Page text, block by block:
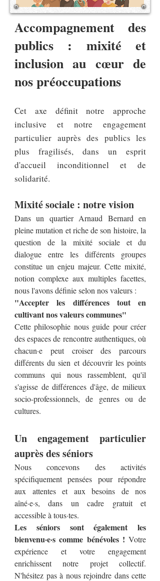
Accompagnement des
publics : mixité et
inclusion au cœur de
nos préoccupations
Cet axe définit notre approche
inclusive et notre engagement
particulier auprès des publics les
plus fragilisés, dans un esprit
d'accueil inconditionnel et de
solidarité.
Mixité sociale : notre vision
Dans un quartier Arnaud Bernard en
pleine mutation et riche de son histoire, la
question de la mixité sociale et du
dialogue entre les différents groupes
constitue un enjeu majeur. Cette mixité,
notion complexe aux multiples facettes,
nous l'avons définie selon nos valeurs :
"Accepter les différences tout en
cultivant nos valeurs communes"
Cette philosophie nous guide pour créer
des espaces de rencontre authentiques, où
chacun·e peut croiser des parcours
différents du sien et découvrir les points
communs qui nous rassemblent, qu'il
s'agisse de différences d'âge, de milieux
socio-professionnels, de genres ou de
cultures.
Un engagement particulier
auprès des séniors
Nous concevons des activités
spécifiquement pensées pour répondre
aux attentes et aux besoins de nos
aîné·e·s, dans un cadre gratuit et
accessible à tous·tes.
Les séniors sont également les
bienvenu·e·s comme bénévoles ! Votre
expérience et votre engagement
enrichissent notre projet collectif.
N'hésitez pas à nous rejoindre dans cette